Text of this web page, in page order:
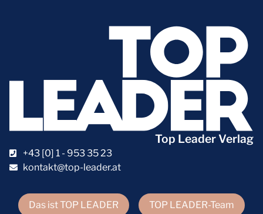
Das ist TOP LEADER TOP LEADER-Team
Top Leader Verlag
+43 [0] 1 - 953 35 23
kontakt@top-leader.at